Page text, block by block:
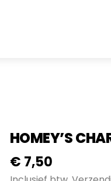
HOMEY’S
€ 7,50